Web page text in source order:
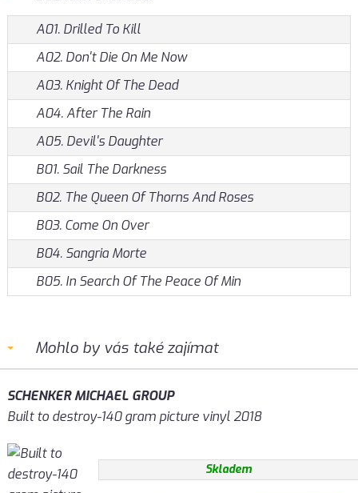
A01. Drilled To Kill
A02. Don't Die On Me Now
A03. Knight Of The Dead
A04. After The Rain
A05. Devil's Daughter
B01. Sail The Darkness
B02. The Queen Of Thorns And Roses
B03. Come On Over
B04. Sangria Morte
B05. In Search Of The Peace Of Min
Mohlo by vás také zajímat
SCHENKER MICHAEL GROUP
Built to destroy-140 gram picture vinyl 2018
Skladem